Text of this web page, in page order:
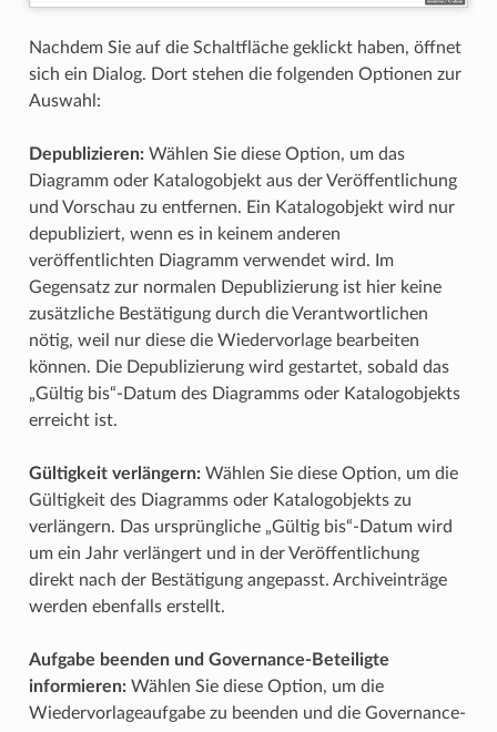
Nachdem Sie auf die Schaltfläche geklickt haben, öffnet
sich ein Dialog. Dort stehen die folgenden Optionen zur
Auswahl:
Depublizieren:Wählen Sie diese Option, um das
Diagramm oder Katalogobjekt aus der Veröffentlichung
und Vorschau zu entfernen. Ein Katalogobjekt wird nur
depubliziert, wenn es in keinem anderen
veröffentlichten Diagramm verwendet wird. Im
Gegensatz zur normalen Depublizierung ist hier keine
zusätzliche Bestätigung durch die Verantwortlichen
nötig, weil nur diese die Wiedervorlage bearbeiten
können. Die Depublizierung wird gestartet, sobald das
„Gültig bis“-Datum des Diagramms oder Katalogobjekts
erreicht ist.
Gültigkeit verlängern:Wählen Sie diese Option, um die
Gültigkeit des Diagramms oder Katalogobjekts zu
verlängern. Das ursprüngliche „Gültig bis“-Datum wird
um ein Jahr verlängert und in der Veröffentlichung
direkt nach der Bestätigung angepasst. Archiveinträge
werden ebenfalls erstellt.
Aufgabe beenden und Governance-Beteiligte
informieren:Wählen Sie diese Option, um die
Wiedervorlageaufgabe zu beenden und die Governance-